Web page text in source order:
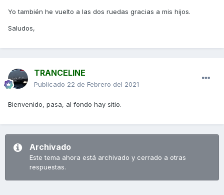
Yo también he vuelto a las dos ruedas gracias a mis hijos.
Saludos,
TRANCELINE
Publicado 22 de Febrero del 2021
Bienvenido, pasa, al fondo hay sitio.
Archivado
Este tema ahora está archivado y cerrado a otras
respuestas.